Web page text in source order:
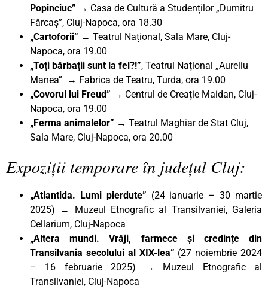
Popinciuc” → Casa de Cultură a Studenților „Dumitru
Fărcaș”, Cluj-Napoca, ora 18.30
„Cartoforii” → Teatrul Național, Sala Mare, Cluj-
Napoca, ora 19.00
„Toți bărbații sunt la fel?!”, Teatrul Național „Aureliu
Manea” → Fabrica de Teatru, Turda, ora 19.00
„Covorul lui Freud” → Centrul de Creație Maidan, Cluj-
Napoca, ora 19.00
„Ferma animalelor” → Teatrul Maghiar de Stat Cluj,
Sala Mare, Cluj-Napoca, ora 20.00
Expoziții temporare în județul Cluj:
„Atlantida. Lumi pierdute” (24 ianuarie – 30 martie
2025) → Muzeul Etnografic al Transilvaniei, Galeria
Cellarium, Cluj-Napoca
„Altera mundi. Vrăji, farmece și credințe din
Transilvania secolului al XIX-lea” (27 noiembrie 2024
– 16 februarie 2025)
→ Muzeul Etnografic al
Transilvaniei, Cluj-Napoca